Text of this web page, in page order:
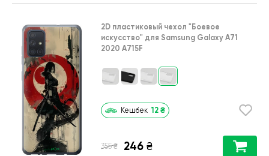
2D пластиковый чехол "Боевое
искусство" для Samsung Galaxy A71
2020 A715F
Кешбек 12 ₴
355 ₴ 246 ₴